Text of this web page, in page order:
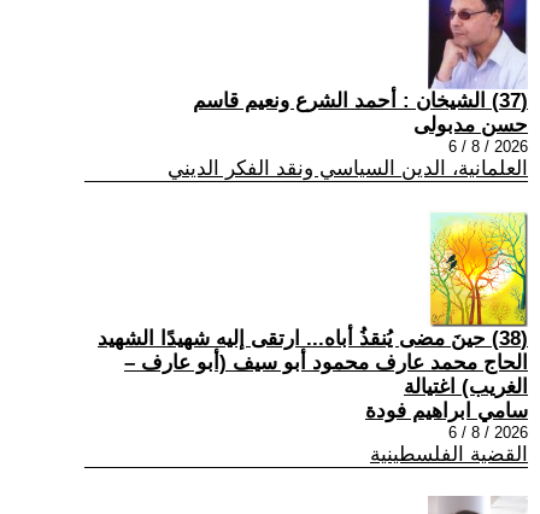
(37) الشيخان : أحمد الشرع ونعيم قاسم
حسن مدبولى
2026 / 8 / 6
العلمانية، الدين السياسي ونقد الفكر الديني
(38) حينَ مضى يُنقذُ أباه... ارتقى إليه شهيدًا الشهيد
الحاج محمد عارف محمود أبو سيف (أبو عارف –
الغريب) اغتيالة
سامي ابراهيم فودة
2026 / 8 / 6
القضية الفلسطينية